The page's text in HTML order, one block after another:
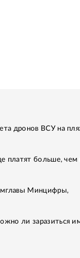
дронов ВСУ на
платят больше, чем
Минцифры,
ли заразиться